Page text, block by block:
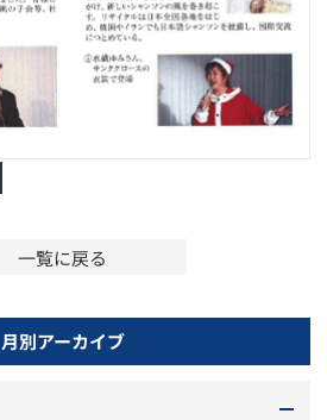
一覧に戻る
月別アーカイブ